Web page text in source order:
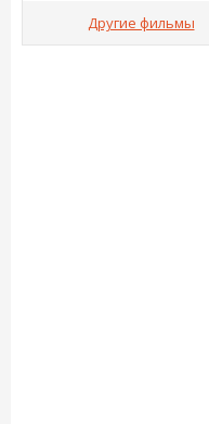
Другие фильмы